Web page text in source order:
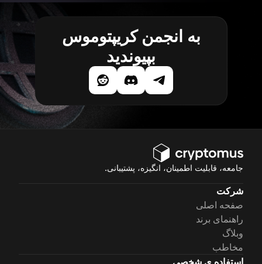
به انجمن کریپتوموس
بپیوندید
جامعه، قابلیت اطمینان، انگیزه، پشتیبانی.
شرکت
صفحه اصلی
راهنمای برند
وبلاگ
مخاطب